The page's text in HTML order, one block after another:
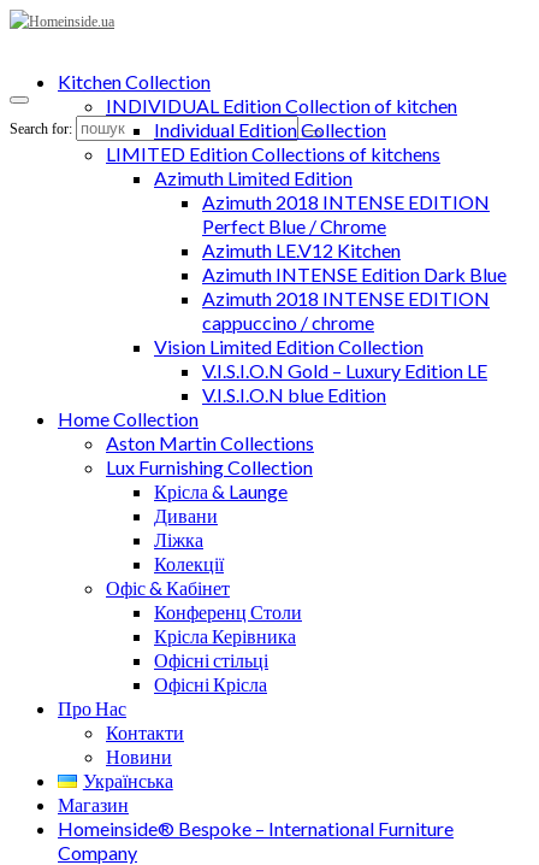
Search for:
Kitchen Collection
INDIVIDUAL Edition Collection of kitchen
Individual Edition Collection
LIMITED Edition Collections of kitchens
Azimuth Limited Edition
Azimuth 2018 INTENSE EDITION
Perfect Blue / Chrome
Azimuth LE.V12 Kitchen
Azimuth INTENSE Edition Dark Blue
Azimuth 2018 INTENSE EDITION
cappuccino / chrome
Vision Limited Edition Collection
V.I.S.I.O.N Gold – Luxury Edition LE
V.I.S.I.O.N blue Edition
Home Collection
Aston Martin Collections
Lux Furnishing Collection
Крісла & Launge
Дивани
Ліжка
Колекції
Офіс & Кабінет
Конференц Столи
Крісла Керівника
Офісні стільці
Офісні Крісла
Про Нас
Контакти
Новини
Українська
Магазин
Homeinside® Bespoke – International Furniture
Company